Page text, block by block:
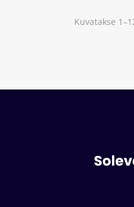
Kuvatakse